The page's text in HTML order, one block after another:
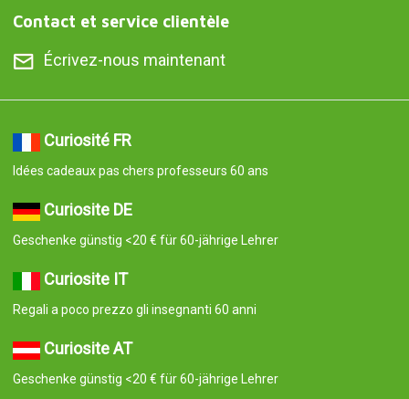
Contact et service clientèle
Écrivez-nous maintenant
Curiosité FR
Idées cadeaux pas chers professeurs 60 ans
Curiosite DE
Geschenke günstig <20 € für 60-jährige Lehrer
Curiosite IT
Regali a poco prezzo gli insegnanti 60 anni
Curiosite AT
Geschenke günstig <20 € für 60-jährige Lehrer